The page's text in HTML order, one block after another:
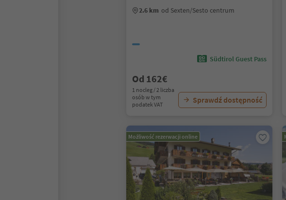
2.6 km od Sexten/Sesto centrum
Südtirol Guest Pass
Od 162€
1 nocleg / 2 liczba
osób w tym
podatek VAT
Sprawdź dostępność
Możliwość rezerwacji online